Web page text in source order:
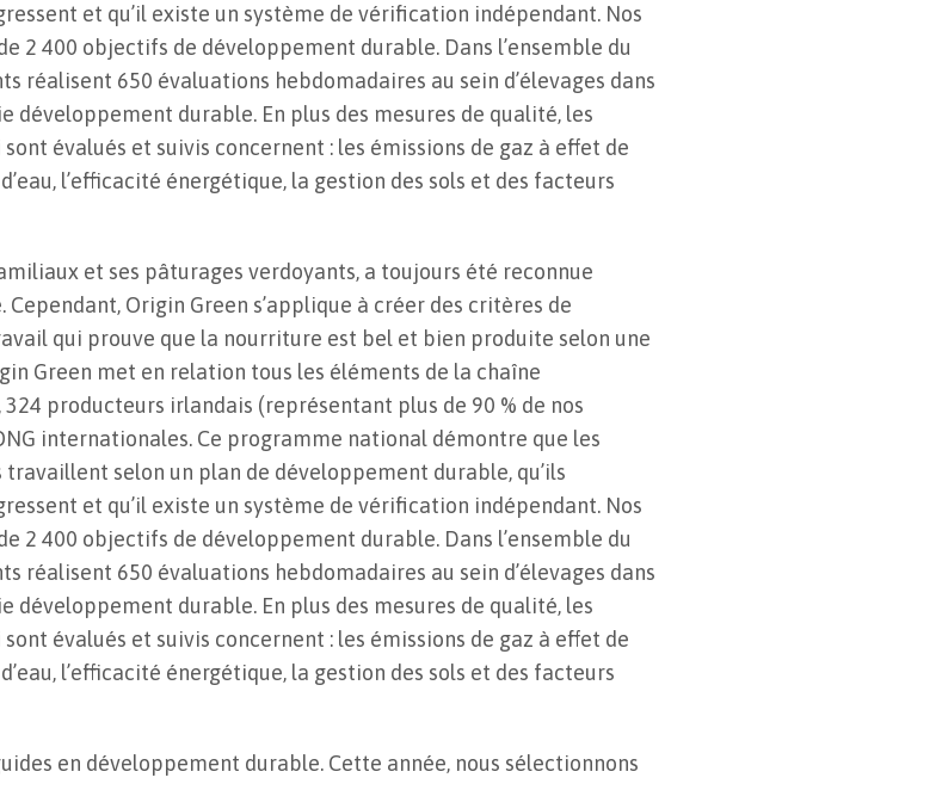
et qu’il existe un système de vérification indépendant. Nos
2 400 objectifs de développement durable. Dans l’ensemble du
réalisent 650 évaluations hebdomadaires au sein d’élevages dans
développement durable. En plus des mesures de qualité, les
évalués et suivis concernent : les émissions de gaz à effet de
l’efficacité énergétique, la gestion des sols et des facteurs
et ses pâturages verdoyants, a toujours été reconnue
Origin Green s’applique à créer des critères de
qui prouve que la nourriture est bel et bien produite selon une
Green met en relation tous les éléments de la chaîne
324 producteurs irlandais (représentant plus de 90 % de nos
internationales. Ce programme national démontre que les
selon un plan de développement durable, qu’ils
et qu’il existe un système de vérification indépendant. Nos
2 400 objectifs de développement durable. Dans l’ensemble du
réalisent 650 évaluations hebdomadaires au sein d’élevages dans
développement durable. En plus des mesures de qualité, les
évalués et suivis concernent : les émissions de gaz à effet de
l’efficacité énergétique, la gestion des sols et des facteurs
en développement durable. Cette année, nous sélectionnons